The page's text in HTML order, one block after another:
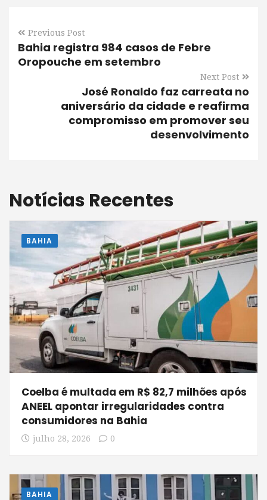
Previous Post
Bahia registra 984 casos de Febre
Oropouche em setembro
Next Post
José Ronaldo faz carreata no
aniversário da cidade e reafirma
compromisso em promover seu
desenvolvimento
Notícias Recentes
BAHIA
Coelba é multada em R$ 82,7 milhões após
ANEEL apontar irregularidades contra
consumidores na Bahia
julho 28, 2026 0
BAHIA